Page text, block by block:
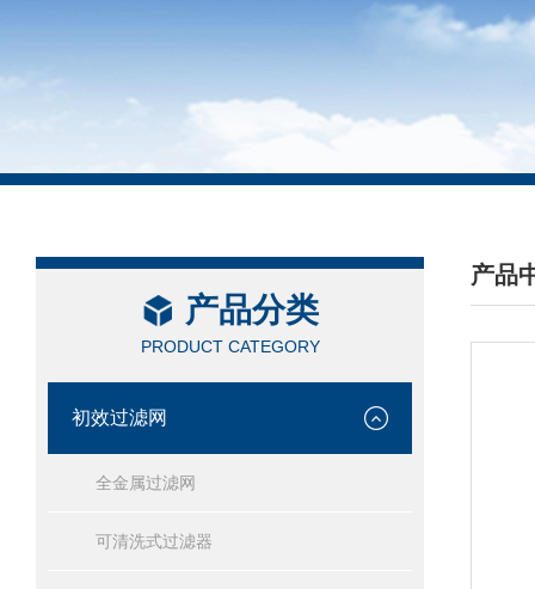
产品分类
PRODUCT CATEGORY
初效过滤网
全金属过滤网
可清洗式过滤器
产品
/